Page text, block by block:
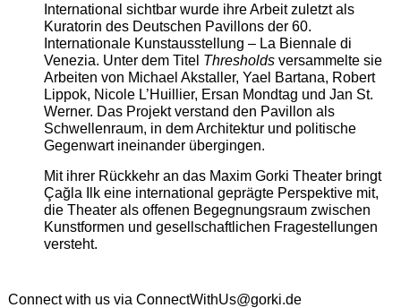
International sichtbar wurde ihre Arbeit zuletzt als
Kuratorin des Deutschen Pavillons der 60.
Internationale Kunstausstellung – La Biennale di
Venezia. Unter dem Titel Thresholdsversammelte sie
Arbeiten von Michael Akstaller, Yael Bartana, Robert
Lippok, Nicole L’Huillier, Ersan Mondtag und Jan St.
Werner. Das Projekt verstand den Pavillon als
Schwellenraum, in dem Architektur und politische
Gegenwart ineinander übergingen.
Mit ihrer Rückkehr an das Maxim Gorki Theater bringt
Çağla Ilk eine international geprägte Perspektive mit,
die Theater als offenen Begegnungsraum zwischen
Kunstformen und gesellschaftlichen Fragestellungen
versteht.
Connect with us via ConnectWithUs@gorki.de